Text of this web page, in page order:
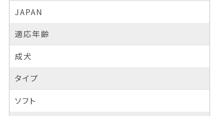
JAPAN
適応年齢
成犬
タイプ
ソフト